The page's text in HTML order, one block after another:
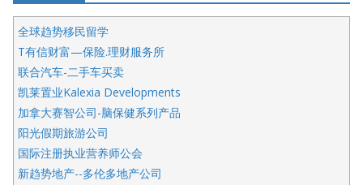
全球趋势移民留学
T有信财富—保险.理财服务所
联合汽车-二手车买卖
凯莱置业Kalexia Developments
加拿大赛智公司-脑保健系列产品
阳光假期旅游公司
国际注册执业营养师公会
新趋势地产--多伦多地产公司